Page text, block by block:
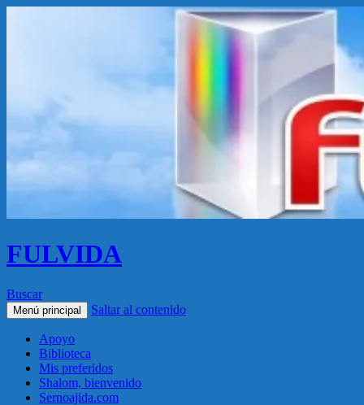
FULVIDA
Buscar
Menú principal Saltar al contenido
Apoyo
Biblioteca
Mis preferidos
Shalom, bienvenido
Sernoajida.com